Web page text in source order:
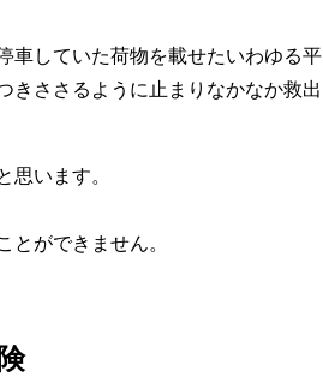
車していた荷物を載せたいわゆる平
きささるように止まりなかなか救出
思います。
とができません。